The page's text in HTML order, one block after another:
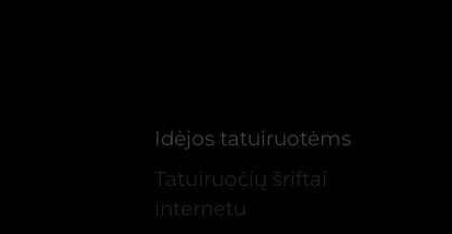
Idėjos tatuiruotėms
Tatuiruočių šriftai
internetu